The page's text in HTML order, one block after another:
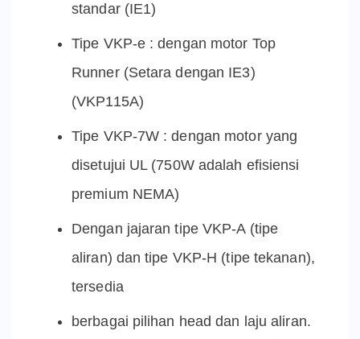
standar (IE1)
Tipe VKP-e : dengan motor Top
Runner (Setara dengan IE3)
(VKP115A)
Tipe VKP-7W : dengan motor yang
disetujui UL (750W adalah efisiensi
premium NEMA)
Dengan jajaran tipe VKP-A (tipe
aliran) dan tipe VKP-H (tipe tekanan),
tersedia
berbagai pilihan head dan laju aliran.